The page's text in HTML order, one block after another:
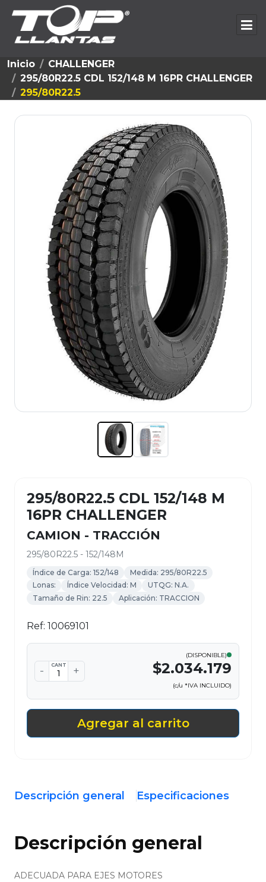
Inicio
CHALLENGER
295/80R22.5 CDL 152/148 M 16PR CHALLENGER
295/80R22.5
295/80R22.5 CDL 152/148 M
16PR CHALLENGER
CAMION - TRACCIÓN
295/80R22.5 - 152/148M
Índice de Carga: 152/148
Medida: 295/80R22.5
Lonas:
Índice Velocidad: M
UTQG: N.A.
Tamaño de Rin: 22.5
Aplicación: TRACCION
Ref: 10069101
- CANT +
(DISPONIBLE)
$2.034.179
(c/u *IVA INCLUIDO)
Agregar al carrito
Descripción general Especificaciones
Descripción general
ADECUADA PARA EJES MOTORES